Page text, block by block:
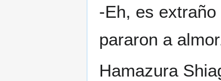
-Eh, es
pararon a
Hamazura